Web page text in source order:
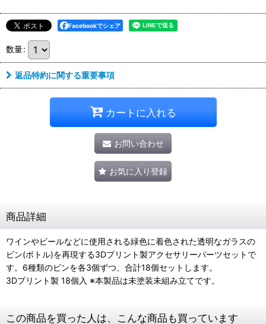
Facebookでシェア
数量:
返品特約に関する重要事項
カートに入れる
お問い合わせ
お気に入り登録
商品詳細
ワインやビールなどに使用される緑色に着色された透明なガラスの
ビン(ボトル)を再現する3Dプリント製アクセサリーパーツセットで
す。6種類のビンを各3個ずつ、合計18個セットします。
3Dプリント製 18個入 ※本製品は未塗装未組み立てです。
この商品を買った人は、こんな商品も買っています